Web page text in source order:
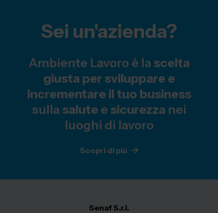
Sei un'azienda?
Ambiente Lavoro è la scelta
giusta per sviluppare e
incrementare il tuo business
sulla salute e sicurezza nei
luoghi di lavoro
Scopri di più
Senaf S.r.l.